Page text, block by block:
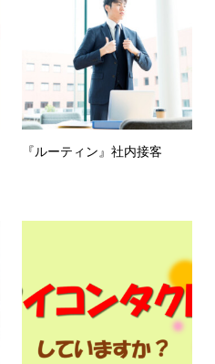
『ルーティン』社内接客